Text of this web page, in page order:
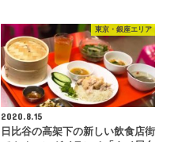
東京・銀座エリア
2020.8.15
日比谷の高架下の新しい飲食店街